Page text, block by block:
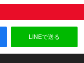
LINEで送る